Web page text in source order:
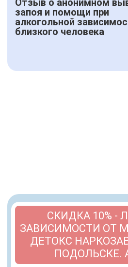
Отзыв о анонимном
запоя и помощи при
алкогольной
близкого человека
СКИДКА 10% -
ЗАВИСИМОСТИ ОТ
ДЕТОКС
ПОДОЛЬСКЕ.